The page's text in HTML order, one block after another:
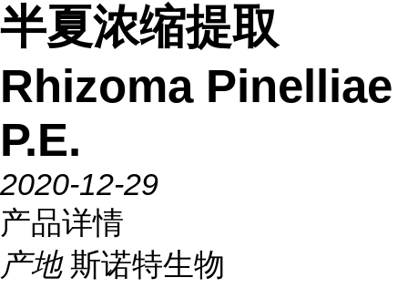
半夏浓缩提取
Rhizoma Pinelliae
P.E.
2020-12-29
产品详情
产地 斯诺特生物